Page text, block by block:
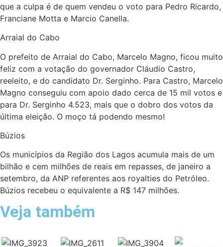
que a culpa é de quem vendeu o voto para Pedro Ricardo,
Franciane Motta e Marcio Canella.
Arraial do Cabo
O prefeito de Arraial do Cabo, Marcelo Magno, ficou muito
feliz com a votação do governador Cláudio Castro,
reeleito, e do candidato Dr. Serginho. Para Castro, Marcelo
Magno conseguiu com apoio dado cerca de 15 mil votos e
para Dr. Serginho 4.523, mais que o dobro dos votos da
última eleição. O moço tá podendo mesmo!
Búzios
Os municípios da Região dos Lagos acumula mais de um
bilhão e cem milhões de reais em repasses, de janeiro a
setembro, da ANP referentes aos royalties do Petróleo.
Búzios recebeu o equivalente a R$ 147 milhões.
Veja também